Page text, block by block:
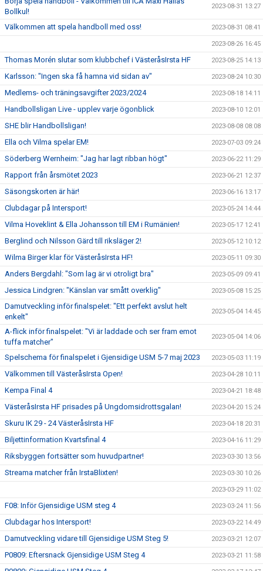
Bollkul!
2023-08-31 13:27
Välkommen att spela handboll med oss! 2023-08-31 08:41
2023-08-26 16:45
Thomas Morén slutar som klubbchef i VästeråsIrsta HF 2023-08-25 14:13
Karlsson: "Ingen ska få hamna vid sidan av" 2023-08-24 10:30
Medlems- och träningsavgifter 2023/2024 2023-08-18 14:11
Handbollsligan Live - upplev varje ögonblick 2023-08-10 12:01
SHE blir Handbollsligan! 2023-08-08 08:08
Ella och Vilma spelar EM! 2023-07-03 09:24
Söderberg Wernheim: "Jag har lagt ribban högt" 2023-06-22 11:29
Rapport från årsmötet 2023 2023-06-21 12:37
Säsongskorten är här! 2023-06-16 13:17
Clubdagar på Intersport! 2023-05-24 14:44
Vilma Hoveklint & Ella Johansson till EM i Rumänien! 2023-05-17 12:41
Berglind och Nilsson Gärd till riksläger 2! 2023-05-12 10:12
Wilma Birger klar för VästeråsIrsta HF! 2023-05-11 09:30
Anders Bergdahl: "Som lag är vi otroligt bra" 2023-05-09 09:41
Jessica Lindgren: "Känslan var smått overklig" 2023-05-08 15:25
Damutveckling inför finalspelet: "Ett perfekt avslut helt
enkelt"
2023-05-04 14:45
A-flick inför finalspelet: "Vi är laddade och ser fram emot
tuffa matcher"
2023-05-04 14:06
Spelschema för finalspelet i Gjensidige USM 5-7 maj 2023 2023-05-03 11:19
Välkommen till VästeråsIrsta Open! 2023-04-28 10:11
Kempa Final 4 2023-04-21 18:48
VästeråsIrsta HF prisades på Ungdomsidrottsgalan! 2023-04-20 15:24
Skuru IK 29 - 24 VästeråsIrsta HF 2023-04-18 20:31
Biljettinformation Kvartsfinal 4 2023-04-16 11:29
Riksbyggen fortsätter som huvudpartner! 2023-03-30 13:56
Streama matcher från IrstaBlixten! 2023-03-30 10:26
2023-03-29 11:02
F08: Inför Gjensidige USM steg 4 2023-03-24 11:56
Clubdagar hos Intersport! 2023-03-22 14:49
Damutveckling vidare till Gjensidige USM Steg 5! 2023-03-21 12:07
P0809: Eftersnack Gjensidige USM Steg 4 2023-03-21 11:58